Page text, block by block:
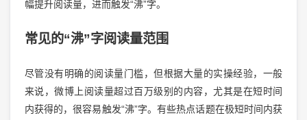
幅提升阅读量，进而触发“沸”字。
常见的“沸”字阅读量范围
尽管没有明确的阅读量门槛，但根据大量的实操经验，一般
来说，微博上阅读量超过百万级别的内容，尤其是在短时间
内获得的，很容易触发“沸”字。有些热点话题在极短时间内获